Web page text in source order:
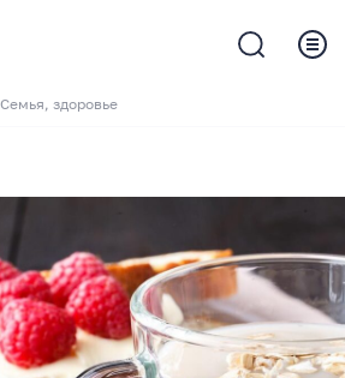
Семья, здоровье